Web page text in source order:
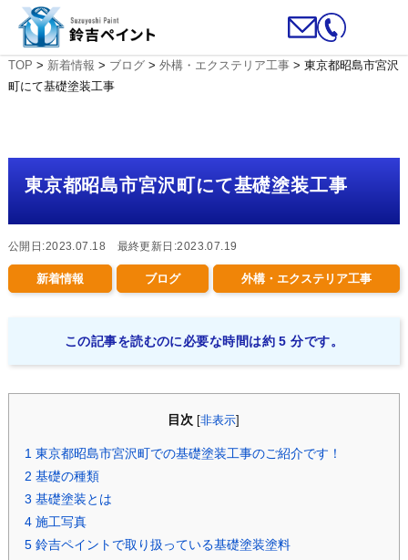
TOP > 新着情報 > ブログ> 外構・エクステリア工事> 東京都昭島市宮沢
町にて基礎塗装工事
東京都昭島市宮沢町にて基礎塗装工事
公開日:2023.07.18 最終更新日:2023.07.19
新着情報 ブログ 外構・エクステリア工事
この記事を読むのに必要な時間は約 5 分です。
目次 [非表示
1東京都昭島市宮沢町での基礎塗装工事のご紹介です！
2 基礎の種類
3 基礎塗装とは
4施工写真
5鈴吉ペイントで取り扱っている基礎塗装塗料